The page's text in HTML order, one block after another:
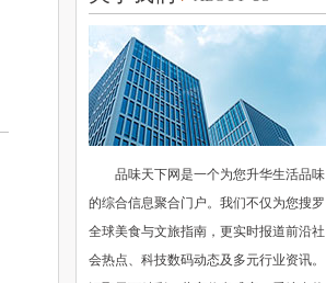
品味天下网是一个为您升华生活品味
的综合信息聚合门户。我们不仅为您搜罗
全球美食与文旅指南，更实时报道前沿社
会热点、科技数码动态及多元行业资讯。